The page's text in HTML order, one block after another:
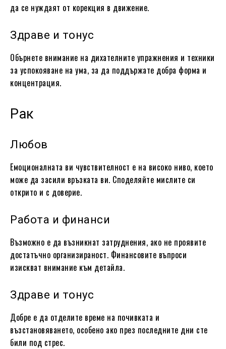
да се нуждаят от корекция в движение.
Здраве и тонус
Обърнете внимание на дихателните упражнения и техники
за успокояване на ума, за да поддържате добра форма и
концентрация.
Рак
Любов
Емоционалната ви чувствителност е на високо ниво, което
може да засили връзката ви. Споделяйте мислите си
открито и с доверие.
Работа и финанси
Възможно е да възникнат затруднения, ако не проявите
достатъчно организираност. Финансовите въпроси
изискват внимание към детайла.
Здраве и тонус
Добре е да отделите време на почивката и
възстановяването, особено ако през последните дни сте
били под стрес.